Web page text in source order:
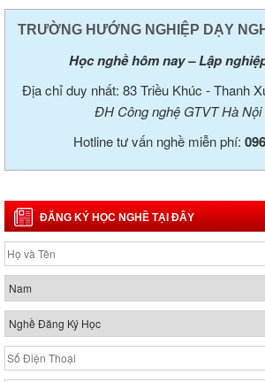
TRƯỜNG HƯỚNG NGHIỆP DẠY
Học nghề hôm nay – Lập
Địa chỉ duy nhất: 83 Triều Khúc - Thanh
ĐH Công nghệ GTVT Hà Nội
Hotline tư vấn nghề miễn phí:
ĐĂNG KÝ HỌC NGHỀ TẠI ĐÂY